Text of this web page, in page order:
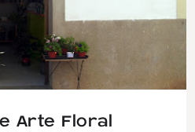
Arte Floral